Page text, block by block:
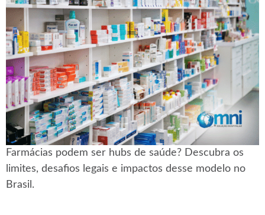
Farmácias podem ser hubs de saúde? Descubra os
limites, desafios legais e impactos desse modelo no
Brasil.